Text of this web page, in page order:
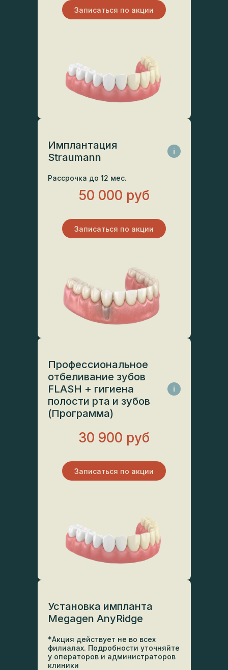
Записаться по акции
Имплантация
Straumann
i
Рассрочка до 12 мес.
50 000 руб
Записаться по акции
Профессиональное
отбеливание зубов
FLASH + гигиена
полости рта и зубов
(Программа)
i
30 900 руб
Записаться по акции
Установка импланта
Megagen AnyRidge
*Акция действует не во всех
филиалах. Подробности уточняйте
у операторов и администраторов
клиники